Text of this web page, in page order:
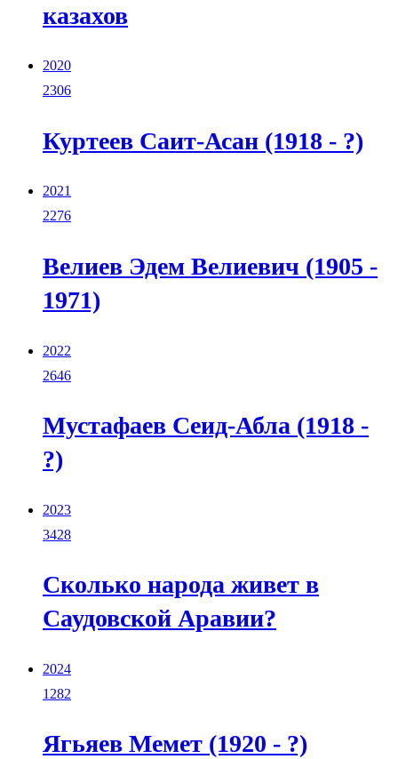
казахов
2020
2306
Куртеев Саит-Асан (1918 - ?)
2021
2276
Велиев Эдем Велиевич (1905 -
1971)
2022
2646
Мустафаев Сеид-Абла (1918 -
?)
2023
3428
Сколько народа живет в
Саудовской Аравии?
2024
1282
Ягьяев Мемет (1920 - ?)